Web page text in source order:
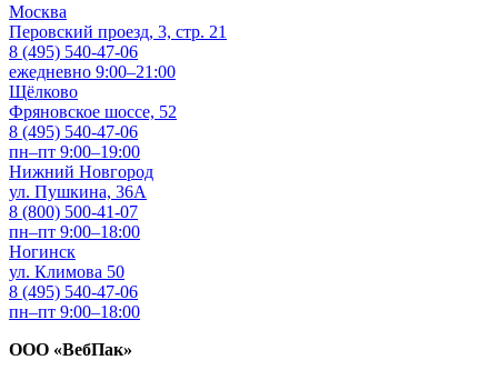
Москва
Перовский проезд, 3, стр. 21
8 (495) 540-47-06
ежедневно 9:00–21:00
Щёлково
Фряновское шоссе, 52
8 (495) 540-47-06
пн–пт 9:00–19:00
Нижний Новгород
ул. Пушкина, 36А
8 (800) 500-41-07
пн–пт 9:00–18:00
Ногинск
ул. Климова 50
8 (495) 540-47-06
пн–пт 9:00–18:00
ООО «ВебПак»